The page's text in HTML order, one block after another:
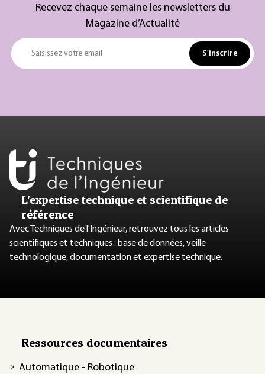
Recevez chaque semaine les newsletters du
Magazine d’Actualité
Saisissez votre email S'inscrire
L’expertise technique et scientifique de
référence
Avec Techniques de l'Ingénieur, retrouvez tous les articles
scientifiques et techniques : base de données, veille
technologique, documentation et expertise technique.
Ressources documentaires
Automatique - Robotique